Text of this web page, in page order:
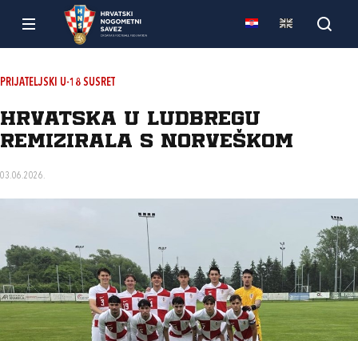
PRIJATELJSKI U-18 SUSRET
Hrvatska u Ludbregu
remizirala s Norveškom
03.06.2026.